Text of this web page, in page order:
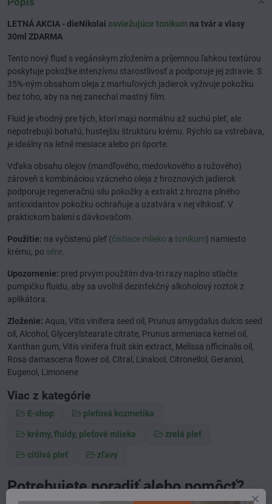
LETNÁ AKCIA - dieNikolai osviežujúce tonikum na tvár a vlasy
30ml ZDARMA
Tento nový fluid s vegánskym zložením a príjemnou ľahkou textúrou
poskytuje pokožke intenzívnu starostlivosť a podporuje jej zdravie. S
35%-ným obsahom oleja z marhuľových jadierok vyživuje pokožku
bez toho, aby na nej zanechal mastný film.
Fluid je vhodný pre tých, ktorí majú normálnu až suchú pleť, ale
nepotrebujú bohatú, hustejšiu štruktúru krému. Rýchlo sa vstrebáva,
je ideálny na letné mesiace alebo pri športe.
Vďaka obsahu olejov (mandľového, medovkového a ružového)
zároveň s kombináciou vzácneho oleja z hroznových jadierok
podporuje regeneračnú silu pokožky a extrakt z hrozna plného
antioxidantov pokožku ochraňuje a uzatvára v nej vlhkosť. V
praktickom balení s dávkovačom.
Použitie: na vyčistenú pleť (čistiace mlieko a tonikum) namiesto
krému, po sére
Upozornenie: pred prvým použitím dva-tri razy naplno stlačte
pumpičku fluidu, aby sa uvoľnil dezinfekčný alkoholový roztok z
aplikátora.
Zloženie: Aqua, Vitis vinifera seed oil, Prunus amygdalus dulcis seed
oil, Alcohol, Glycerylstearate citrate, Prunus armeniaca kernel oil,
Xanthan gum, Vitis vinifera fruit skin extract, Melissa officinalis oil,
Rosa damascena flower oil, Citral, Linalool, Citronellol, Geraniol,
Eugenol, Limonene
Viac z kategórie
E-shop pleťová kozmetika
krémy, fluidy, pleťové mlieka zrelá pleť
citlivá pleť zľavy
Potrebujete poradiť alebo pomôcť?